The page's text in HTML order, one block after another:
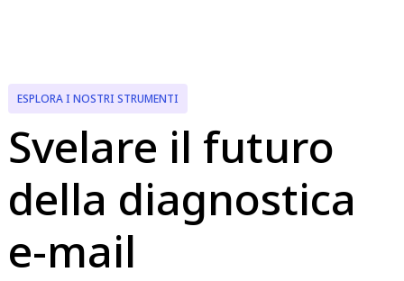
ESPLORA I NOSTRI STRUMENTI
Svelare il futuro
della diagnostica
e-mail